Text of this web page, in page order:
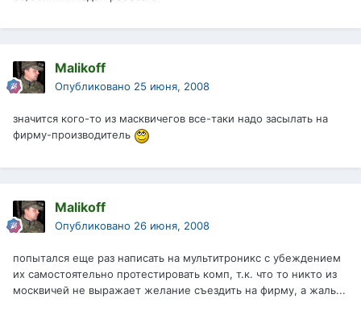
Malikoff
Опубликовано 25 июня, 2008
значится кого-то из масквичегов все-таки надо засылать на
фирму-производитель
Malikoff
Опубликовано 26 июня, 2008
попытался еще раз написать на мультитроникс с убеждением
их самостоятельно протестировать комп, т.к. что то никто из
москвичей не выражает желание съездить на фирму, а жаль...